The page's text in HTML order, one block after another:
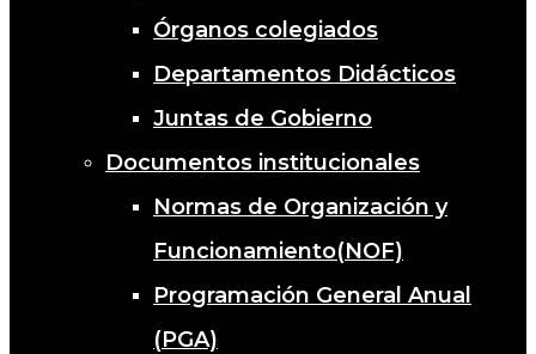
Órganos colegiados
Departamentos Didácticos
Juntas de Gobierno
Documentos institucionales
Normas de Organización y
Funcionamiento(NOF)
Programación General Anual
(PGA)